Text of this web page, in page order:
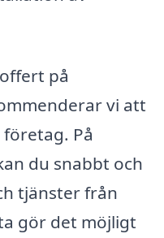
på
vi att
På
du snabbt och
tjänster från
gör det möjligt